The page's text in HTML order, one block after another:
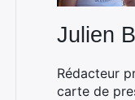
Julien
Rédacteur
carte de